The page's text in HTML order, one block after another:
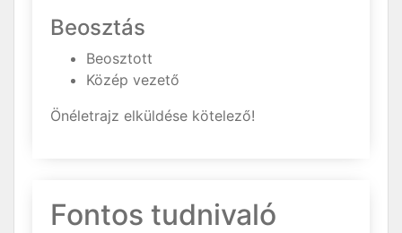
Beosztás
Beosztott
Közép vezető
Önéletrajz elküldése kötelező!
Fontos tudnivaló